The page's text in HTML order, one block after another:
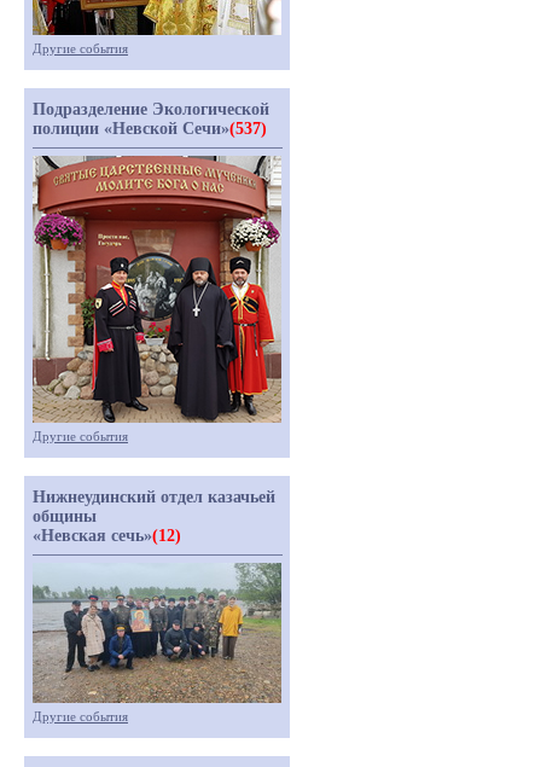
Другие события
Подразделение Экологической
полиции «Невской Сечи»(537)
Другие события
Нижнеудинский отдел казачьей
общины
«Невская сечь»(12)
Другие события